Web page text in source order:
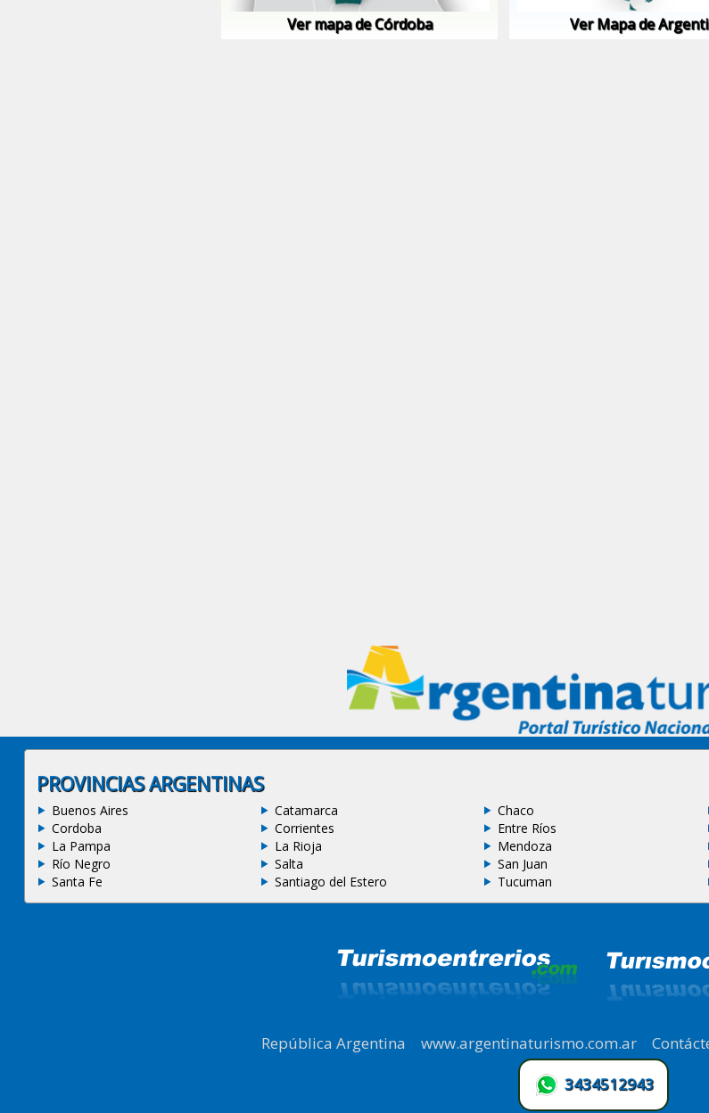
Ver mapa de Córdoba Ver Mapa de
PROVINCIAS ARGENTINAS
Buenos Aires Catamarca Chaco
Cordoba
Corrientes Entre Ríos
La Pampa
La Rioja Mendoza
Río Negro
Salta San Juan
Santa Fe
Santiago del Estero Tucuman
República Argentina www.argentinaturismo.com.ar|
3434512943